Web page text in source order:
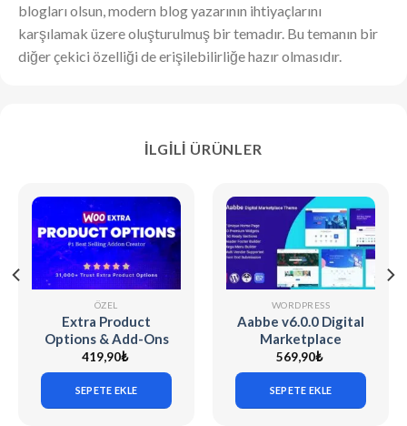
blogları olsun, modern blog yazarının ihtiyaçlarını
karşılamak üzere oluşturulmuş bir temadır. Bu temanın bir
diğer çekici özelliği de erişilebilirliğe hazır olmasıdır.
İLGILI ÜRÜNLER
ÖZEL
Extra Product
Options & Add-Ons
for WooCommerce
v7.5.6 (Codecanyon)
419,90₺
SEPETE EKLE
WORDPRESS
Aabbe v6.0.0 Digital
Marketplace
WordPress Theme
569,90₺
SEPETE EKLE